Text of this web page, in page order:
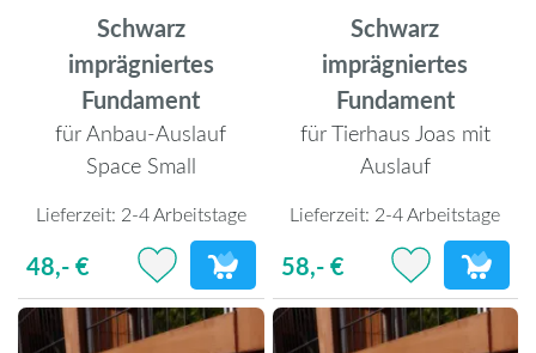
Schwarz
imprägniertes
Fundament
für Anbau-Auslauf
Space Small
Lieferzeit: 2-4 Arbeitstage
48,- €
Schwarz
imprägniertes
Fundament
für Tierhaus Joas mit
Auslauf
Lieferzeit: 2-4 Arbeitstage
58,- €